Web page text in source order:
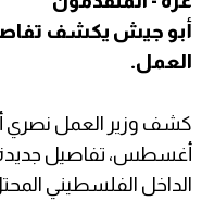
أبو جيش يكشف
العمل.
أغسطس، تفاصيل جديدة
الداخل الفلسطيني